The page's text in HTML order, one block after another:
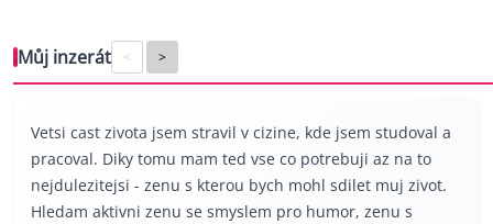
Můj inzerát < >
Vetsi cast zivota jsem stravil v cizine, kde jsem studoval a
pracoval. Diky tomu mam ted vse co potrebuji az na to
nejdulezitejsi - zenu s kterou bych mohl sdilet muj zivot.
Hledam aktivni zenu se smyslem pro humor, zenu s